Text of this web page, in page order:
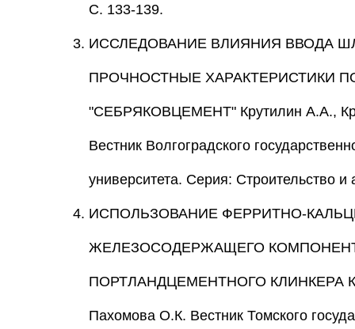
С. 133-139.
ИССЛЕДОВАНИЕ ВЛИЯНИЯ ВВОДА
ПРОЧНОСТНЫЕ ХАРАКТЕРИСТИКИ
"СЕБРЯКОВЦЕМЕНТ" Крутилин А.А.,
Вестник Волгоградского
университета. Серия: Строительство
ИСПОЛЬЗОВАНИЕ ФЕРРИТНО-
ЖЕЛЕЗОСОДЕРЖАЩЕГО
ПОРТЛАНДЦЕМЕНТНОГО КЛИНКЕРА
Пахомова О.К. Вестник Томского